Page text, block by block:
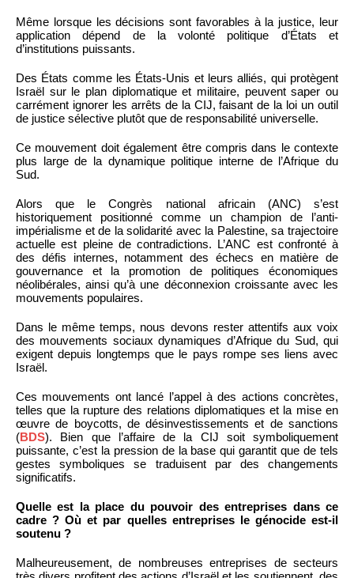
Même lorsque les décisions sont favorables à la justice, leur
application dépend de la volonté politique d’États et
d’institutions puissants.
Des États comme les États-Unis et leurs alliés, qui protègent
Israël sur le plan diplomatique et militaire, peuvent saper ou
carrément ignorer les arrêts de la CIJ, faisant de la loi un outil
de justice sélective plutôt que de responsabilité universelle.
Ce mouvement doit également être compris dans le contexte
plus large de la dynamique politique interne de l’Afrique du
Sud.
Alors que le Congrès national africain (ANC) s’est
historiquement positionné comme un champion de l’anti-
impérialisme et de la solidarité avec la Palestine, sa trajectoire
actuelle est pleine de contradictions. L’ANC est confronté à
des défis internes, notamment des échecs en matière de
gouvernance et la promotion de politiques économiques
néolibérales, ainsi qu’à une déconnexion croissante avec les
mouvements populaires.
Dans le même temps, nous devons rester attentifs aux voix
des mouvements sociaux dynamiques d’Afrique du Sud, qui
exigent depuis longtemps que le pays rompe ses liens avec
Israël.
Ces mouvements ont lancé l’appel à des actions concrètes,
telles que la rupture des relations diplomatiques et la mise en
œuvre de boycotts, de désinvestissements et de sanctions
(BDS). Bien que l’affaire de la CIJ soit symboliquement
puissante, c’est la pression de la base qui garantit que de tels
gestes symboliques se traduisent par des changements
significatifs.
Quelle est la place du pouvoir des entreprises dans ce
cadre ? Où et par quelles entreprises le génocide est-il
soutenu ?
Malheureusement, de nombreuses entreprises de secteurs